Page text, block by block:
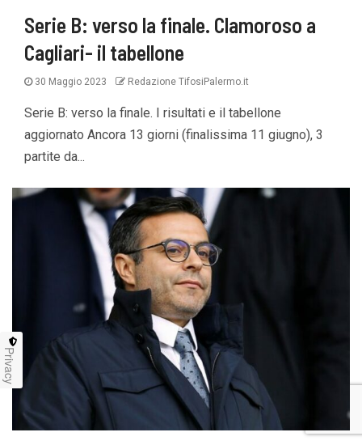
Serie B: verso la finale. Clamoroso a
Cagliari- il tabellone
30 Maggio 2023 Redazione TifosiPalermo.it
Serie B: verso la finale. I risultati e il tabellone
aggiornato Ancora 13 giorni (finalissima 11 giugno), 3
partite da...
Privacy